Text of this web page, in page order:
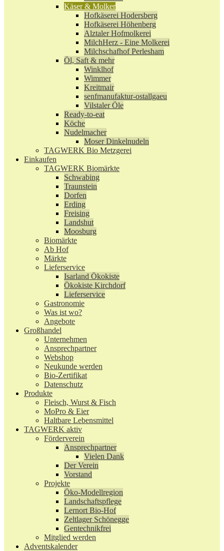
Käser & Molker
Hofkäserei Hodersberg
Hofkäserei Höhenberg
Alztaler Hofmolkerei
MilchHerz - Eine Molkerei
Milchschafhof Perlesham
Öl, Saft & mehr
Winklhof
Wimmer
Kreitmair
senfmanufaktur-ostallgaeu
Vilstaler Öle
Ready-to-eat
Köche
Nudelmacher
Moser Dinkelnudeln
TAGWERK Bio Metzgerei
Einkaufen
TAGWERK Biomärkte
Schwabing
Traunstein
Dorfen
Erding
Freising
Landshut
Moosburg
Biomärkte
Ab Hof
Märkte
Lieferservice
Isarland Ökokiste
Ökokiste Kirchdorf
Lieferservice
Gastronomie
Was ist wo?
Angebote
Großhandel
Unternehmen
Ansprechpartner
Webshop
Neukunde werden
Bio-Zertifikat
Datenschutz
Produkte
Fleisch, Wurst & Fisch
MoPro & Eier
Haltbare Lebensmittel
TAGWERK aktiv
Förderverein
Ansprechpartner
Vielen Dank
Der Verein
Vorstand
Projekte
Öko-Modellregion
Landschaftspflege
Lernort Bio-Hof
Zeltlager Schönegge
Gentechnikfrei
Mitglied werden
Adventskalender